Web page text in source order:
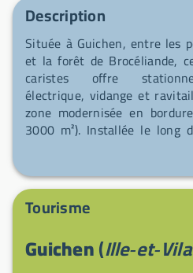
Description
Située à Guichen, entre les
et la forêt de Brocéliande,
caristes offre
électrique, vidange et
zone modernisée en
3000 m²). Installée le long
proche des services
environnement calme et
balades à pied, à vélo ou
rivière. Un portillon relie
du Canoë Kayak Club, offrant
centre-ville animé, vous
Tourisme
Guichen(